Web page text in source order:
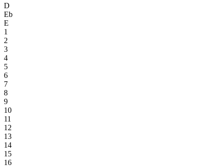
D
Eb
E
1
2
3
4
5
6
7
8
9
10
11
12
13
14
15
16